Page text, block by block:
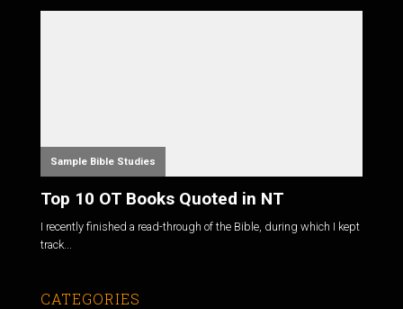
Sample Bible Studies
Top 10 OT Books Quoted in NT
I recently finished a read-through of the Bible, during which I kept
track...
CATEGORIES